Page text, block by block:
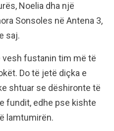
Noelia dha një
Sonsoles në Antena 3,
saj.
vesh fustanin tim më të
Do të jetë diçka e
shtuar se dëshironte të
fundit, edhe pse kishte
lamtumirën.